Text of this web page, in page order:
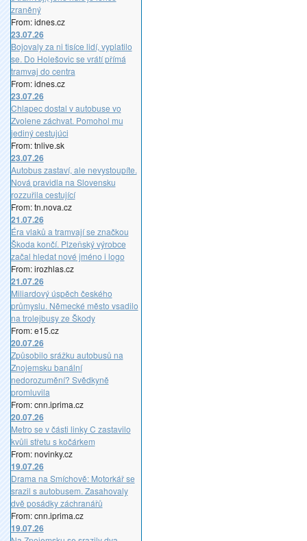
zraněný
From: idnes.cz
23.07.26
Bojovaly za ni tisíce lidí, vyplatilo
se. Do Holešovic se vrátí přímá
tramvaj do centra
From: idnes.cz
23.07.26
Chlapec dostal v autobuse vo
Zvolene záchvat. Pomohol mu
jediný cestujúci
From: tnlive.sk
23.07.26
Autobus zastaví, ale nevystoupíte.
Nová pravidla na Slovensku
rozzuřila cestující
From: tn.nova.cz
21.07.26
Éra vlaků a tramvají se značkou
Škoda končí. Plzeňský výrobce
začal hledat nové jméno i logo
From: irozhlas.cz
21.07.26
Miliardový úspěch českého
průmyslu. Německé město vsadilo
na trolejbusy ze Škody
From: e15.cz
20.07.26
Způsobilo srážku autobusů na
Znojemsku banální
nedorozumění? Svědkyně
promluvila
From: cnn.iprima.cz
20.07.26
Metro se v části linky C zastavilo
kvůli střetu s kočárkem
From: novinky.cz
19.07.26
Drama na Smíchově: Motorkář se
srazil s autobusem. Zasahovaly
dvě posádky záchranářů
From: cnn.iprima.cz
19.07.26